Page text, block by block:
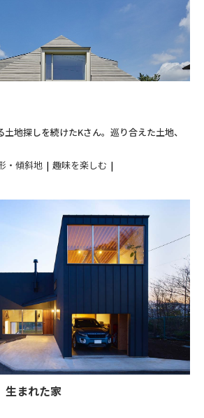
地探しを続けたKさん。巡り合えた土地、
・傾斜地 趣味を楽しむ
生まれた家